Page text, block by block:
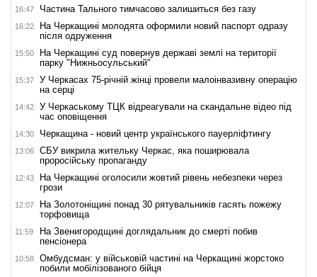
16:47 Частина Тального тимчасово залишиться без газу
16:22
На Черкащині молодята оформили новий паспорт одразу
після одруження
15:50
На Черкащині суд повернув державі землі на території
парку "Нижньосульський"
15:37
У Черкасах 75-річній жінці провели малоінвазивну операцію
на серці
14:42
У Черкаському ТЦК відреагували на скандальне відео під
час оповіщення
14:30 Черкащина - новий центр українського пауерліфтингу
13:06
СБУ викрила жительку Черкас, яка поширювала
проросійську пропаганду
12:43
На Черкащині оголосили жовтий рівень небезпеки через
грози
12:07
На Золотоніщині понад 30 рятувальників гасять пожежу
торфовища
11:59
На Звенигородщині доглядальник до смерті побив
пенсіонера
10:58
Омбудсман: у військовій частині на Черкащині жорстоко
побили мобілізованого бійця